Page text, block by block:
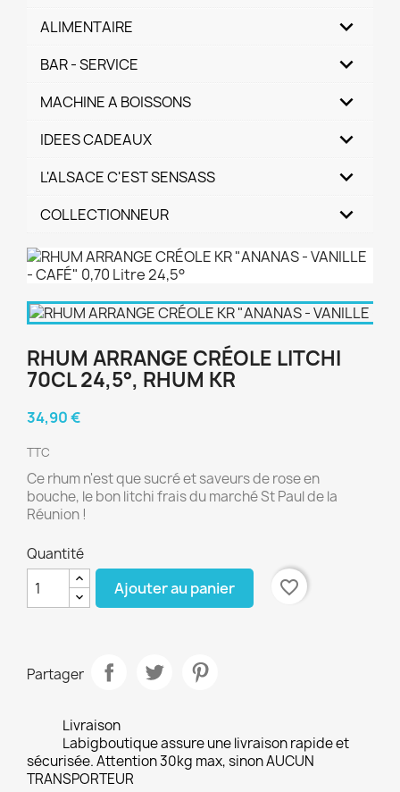
ALIMENTAIRE
BAR - SERVICE
MACHINE A BOISSONS
IDEES CADEAUX
L'ALSACE C'EST SENSASS
COLLECTIONNEUR
RHUM ARRANGE CRÉOLE LITCHI
70CL 24,5°, RHUM KR
34,90 €
TTC
Ce rhum n'est que sucré et saveurs de rose en
bouche, le bon litchi frais du marché St Paul de la
Réunion !
Quantité
Ajouter au panier favorite_border
Partager
Livraison
Labigboutique assure une livraison rapide et
sécurisée. Attention 30kg max, sinon AUCUN
TRANSPORTEUR